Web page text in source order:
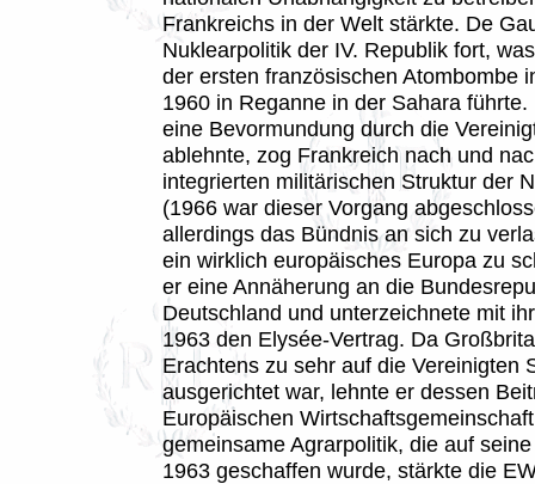
Frankreichs in der Welt stärkte. De
Nuklearpolitik der IV. Republik fort,
der ersten französischen Atombombe
1960 in Reganne in der Sahara
eine Bevormundung durch die
ablehnte, zog Frankreich nach und
integrierten militärischen Struktur der
(1966 war dieser Vorgang
allerdings das Bündnis an sich zu
ein wirklich europäisches Europa zu
er eine Annäherung an die
Deutschland und unterzeichnete mit
1963 den Elysée-Vertrag. Da
Erachtens zu sehr auf die Vereinigten
ausgerichtet war, lehnte er dessen
Europäischen
gemeinsame Agrarpolitik, die auf
1963 geschaffen wurde, stärkte die